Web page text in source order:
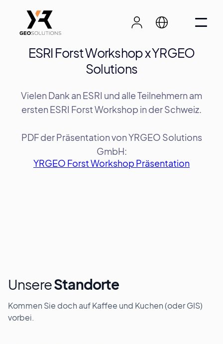
ESRI Forst Workshop x YRGEO
Solutions
Vielen Dank an ESRI und alle Teilnehmern am
ersten ESRI Forst Workshop in der Schweiz.
PDF der Präsentation von YRGEO Solutions
GmbH:
YRGEO Forst Workshop Präsentation
UnsereStandorte
Kommen Sie doch auf Kaffee und Kuchen (oder GIS)
vorbei.